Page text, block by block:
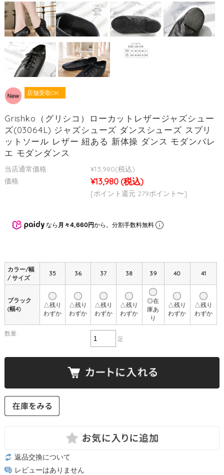
店舗受取OK
Grishko（グリシコ）ローカットレザージャズシュー
ズ(03064L) ジャズシューズ ダンスシューズ スプリ
ットソール レザー 紐ある 新体操 ダンス モダンバレ
エ モダンダンス
当店通常価格: ¥13,980(税込)
価格:
¥13,980 (税込)
[ポイント還元 279ポイント〜]
なら 月々4,660円から。分割手数料無料
カラー/幅
/ サイズ
35 36 37 38 39 40 41
ブラック
(幅4)
△残り
わずか
△残り
わずか
△残り
わずか
△残り
わずか
◎在
庫あ
り
△残り
わずか
△残り
わずか
数量:
足
返品交換について
レビューはありません